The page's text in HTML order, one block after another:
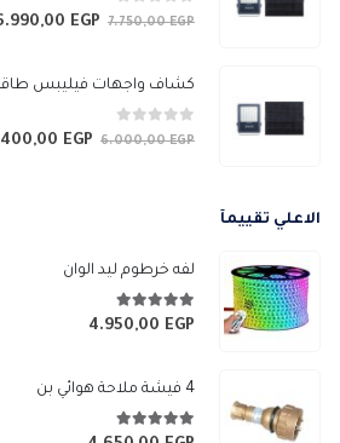
0 من 57.750,00EGP
السعر
هو:
EGP
كشاف واجهات فيليبس طاقه
0 من 56.000,00EGP
السعر
EGP
الاعلي تقييمآ
لفه خرطوم ليد الوان
5.00 من 5
4.950,00 EGP
4 فيشة ملاحة هوائي بن
5.00 من 5